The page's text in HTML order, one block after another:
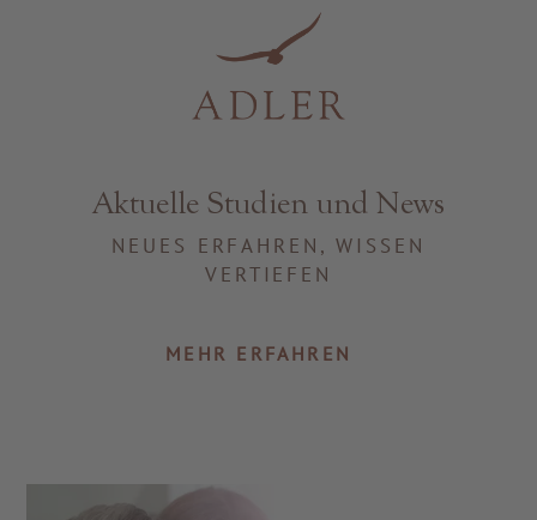
Resorts & Retreats
Aktuelle Studien und News
NEUES ERFAHREN, WISSEN
VERTIEFEN
MEHR ERFAHREN